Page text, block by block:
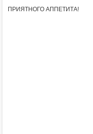
ПРИЯТНОГО АППЕТИТА!